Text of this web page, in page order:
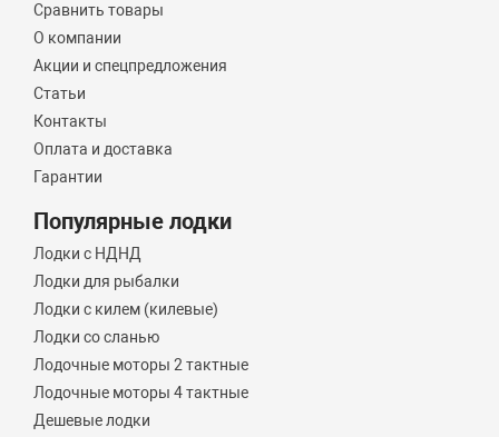
Сравнить товары
О компании
Акции и спецпредложения
Статьи
Контакты
Оплата и доставка
Гарантии
Популярные лодки
Лодки с НДНД
Лодки для рыбалки
Лодки с килем (килевые)
Лодки со сланью
Лодочные моторы 2 тактные
Лодочные моторы 4 тактные
Дешевые лодки